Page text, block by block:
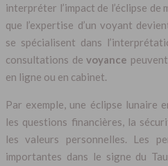
interpréter l’impact de l’éclipse de
que l’expertise d’un voyant
se spécialisent dans
consultations devoyance
en ligne ou en cabinet.
Par exemple, une éclipse lunaire
les questions financières, la
les valeurs personnelles. Les
importantes dans le signe du